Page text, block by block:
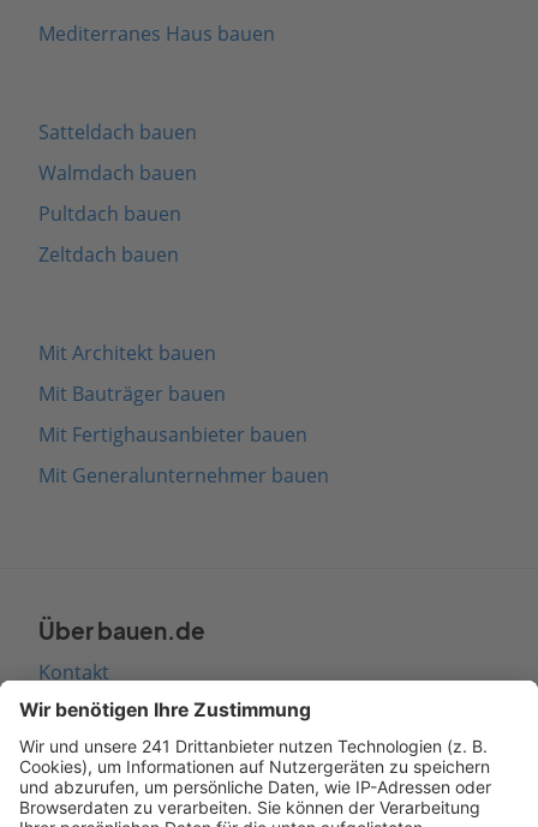
Mediterranes Haus bauen
Satteldach bauen
Walmdach bauen
Pultdach bauen
Zeltdach bauen
Mit Architekt bauen
Mit Bauträger bauen
Mit Fertighausanbieter bauen
Mit Generalunternehmer bauen
Über bauen.de
Kontakt
Seitenaufbau
Barrierefreiheit
Cookie Einstellungen